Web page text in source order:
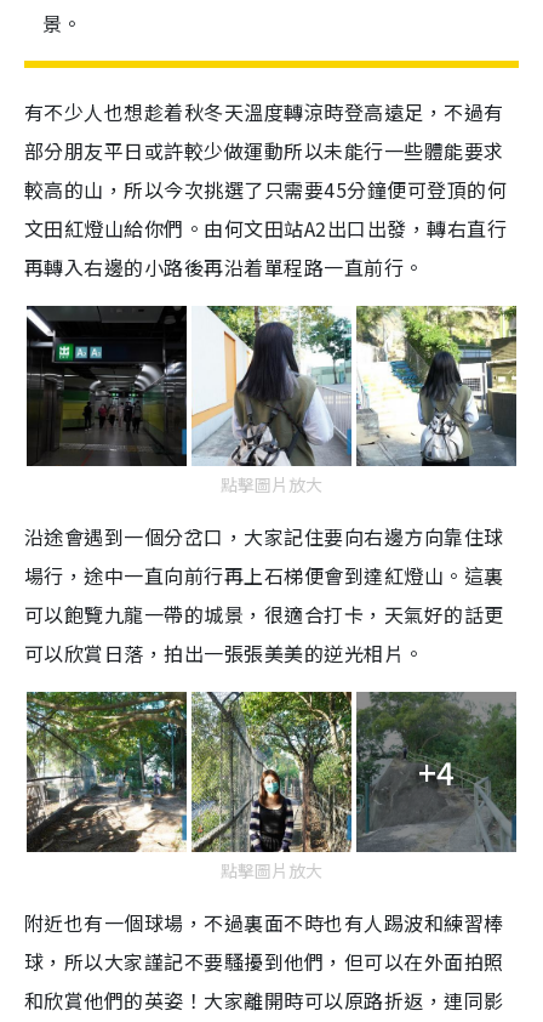
景。
有不少人也想趁着秋冬天溫度轉涼時登高遠足，不過有
部分朋友平日或許較少做運動所以未能行一些體能要求
較高的山，所以今次挑選了只需要45分鐘便可登頂的何
文田紅燈山給你們。由何文田站A2出口出發，轉右直行
再轉入右邊的小路後再沿着單程路一直前行。
點擊圖片放大
沿途會遇到一個分岔口，大家記住要向右邊方向靠住球
場行，途中一直向前行再上石梯便會到達紅燈山。這裏
可以飽覽九龍一帶的城景，很適合打卡，天氣好的話更
可以欣賞日落，拍出一張張美美的逆光相片。
+4
點擊圖片放大
附近也有一個球場，不過裏面不時也有人踢波和練習棒
球，所以大家謹記不要騷擾到他們，但可以在外面拍照
和欣賞他們的英姿！大家離開時可以原路折返，連同影